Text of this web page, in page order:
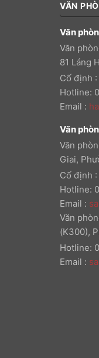
VĂN
Văn
Văn
81 Láng
Cố định
Hotline:
Email :
Văn
Văn
Giai,
Cố định
Hotline:
Email :
Văn
(K300),
Hotline:
Email :